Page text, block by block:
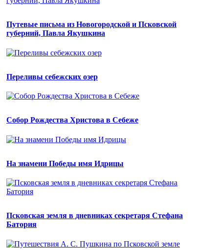
Путевые письма из Новогородской и Псковской
губерний, Павла Якушкина
Переливы себежских озер
Собор Рождества Христова в Себеже
На знамени Победы имя Идрицы
Псковская земля в дневниках секретаря Стефана
Батория